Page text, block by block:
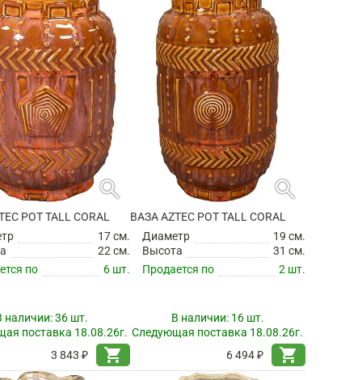
search
POT TALL CORAL
17 см.
22 см.
по
6 шт.
наличии:36 шт.
поставка 18.08.26г.
3 843 ₽
shopping_cart
search
ВАЗА AZTEC POT TALL CORAL
Диаметр
19 см.
Высота
31 см.
Продается по
2 шт.
В наличии: 16 шт.
Следующая поставка 18.08.26г.
6 494 ₽
shopping_cart